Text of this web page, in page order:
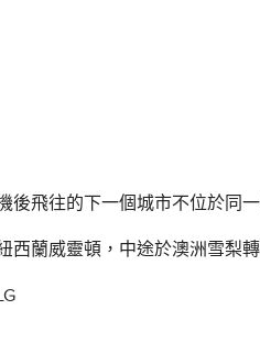
後飛往的下一個城市不位於同
西蘭威靈頓，中途於澳洲雪梨轉